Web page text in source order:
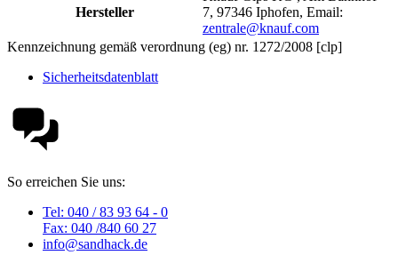
Hersteller
7, 97346 Iphofen, Email:
zentrale@knauf.com
Kennzeichnung gemäß verordnung (eg) nr. 1272/2008 [clp]
Sicherheitsdatenblatt
So erreichen Sie uns:
Tel: 040 / 83 93 64 - 0
Fax: 040 /840 60 27
info@sandhack.de